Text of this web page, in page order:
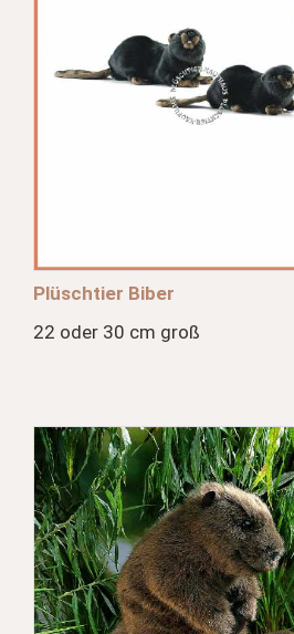
Plüschtier Biber
22 oder 30 cm groß